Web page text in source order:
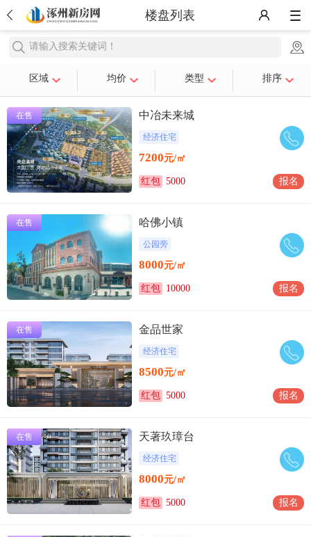
楼盘列表
请输入搜索关键词！
区域 均价 类型 排序
在售 中冶未来城
经济住宅
7200元/㎡
红包 5000 报名
在售 哈佛小镇
公园旁
8000元/㎡
红包 10000 报名
在售 金品世家
经济住宅
8500元/㎡
红包 5000 报名
在售 天著玖璋台
经济住宅
8000元/㎡
红包 5000 报名